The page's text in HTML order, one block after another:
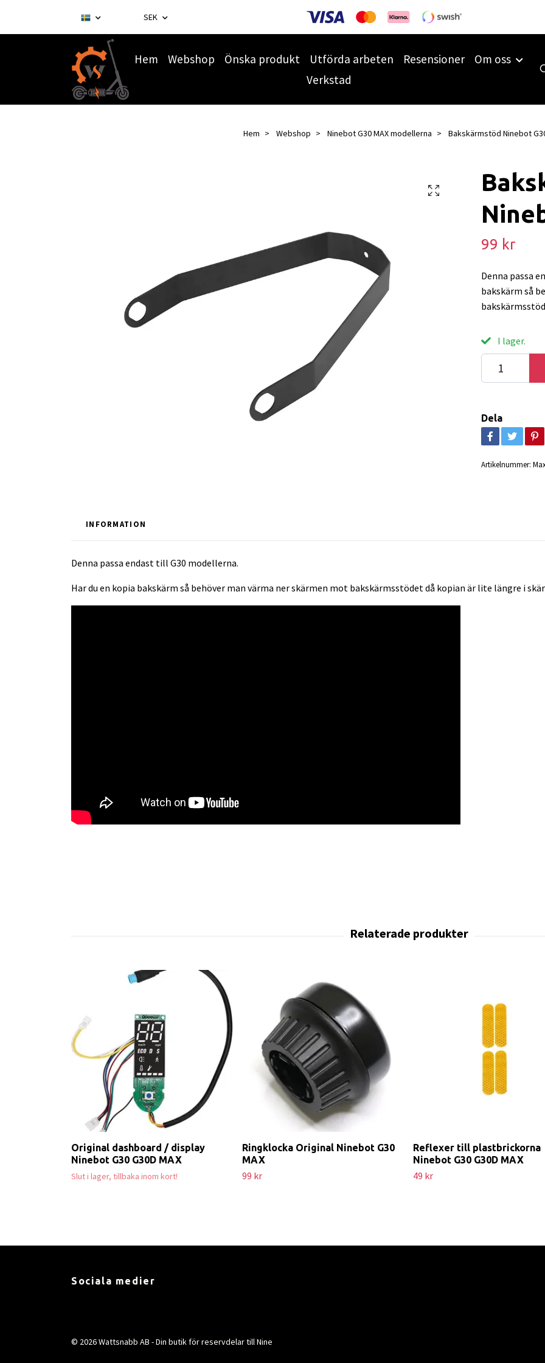
SEK
Hem Webshop Önska produkt Utförda arbeten Resensioner
Om oss
Verkstad
Hem Webshop Ninebot G30 MAX modellerna Bakskärmstöd Ninebot
99 kr
Denna passa
bakskärm så
I lager.
Dela
Artikelnummer:
INFORMATION
Denna passa endast till G30 modellerna.
Har du en kopia bakskärm så behöver man värma ner skärmen mot bakskärmsstödet då kopian är lite längre i
Original dashboard / display
Ninebot G30 G30D MAX
Slut i lager, tillbaka inom kort!
Ringklocka Original Ninebot G30
MAX
99 kr
Reflexer till plastbrickorna
Ninebot G30 G30D MAX
49 kr
Sociala medier
© 2026 Wattsnabb AB - Din butik för reservdelar till Nine